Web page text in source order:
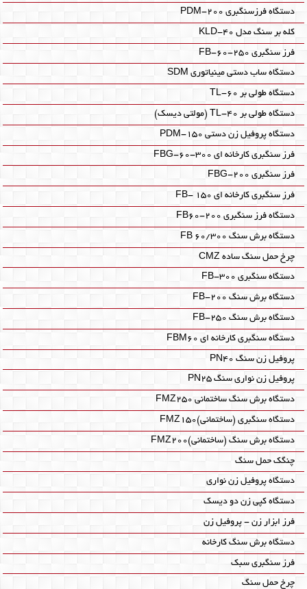
دستگاه فرزسنگبری PDM-200
کله بر سنگ مدل KLD-40
فرز سنگبری FB-60-250
دستگاه ساب دستی مینیاتوری SDM‎
دستگاه طولی بر TL-60‎
دستگاه طولی بر TL-40‎ (مولتی دیسک)
دستگاه پروفیل زن دستی PDM-150‎
فرز سنگبری کارخانه ای FBG-60-300
فرز سنگبری FBG-200
فرز سنگبری کارخانه ای FB- 150
دستگاه فرز سنگبری FB60-200
دستگاه برش سنگ FB 60/300
چرخ حمل سنگ ساده CMZ‎
دستگاه سنگبری FB-300
دستگاه برش سنگ FB-200
دستگاه برش سنگ FB-250
دستگاه سنگبری کارخانه ای FBM60‎
پروفیل زن سنگ PN40
پروفیل زن نواری سنگ PN25
دستگاه برش سنگ ساختمانی FMZ250
دستگاه سنگبری (ساختمانی)FMZ150
دستگاه برش سنگ (ساختمانی)FMZ200
چنگک حمل سنگ
دستگاه پروفیل زن نواری
دستگاه کپی زن دو دیسک
فرز ابزار زن - پروفیل زن
دستگاه برش سنگ کارخانه
فرز سنگبری سبک
چرخ حمل سنگ